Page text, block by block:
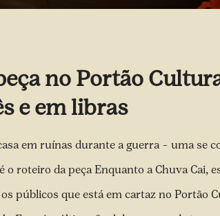
no Portão
e em libras
em ruínas durante a guerra – uma se
roteiro da peça Enquanto a Chuva Cai,
públicos que está em cartaz no Portão